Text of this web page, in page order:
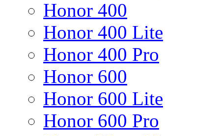
Honor 400
Honor 400 Lite
Honor 400 Pro
Honor 600
Honor 600 Lite
Honor 600 Pro